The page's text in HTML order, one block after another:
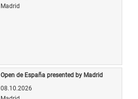
Madrid
Open de España presented by Madrid
08.10.2026